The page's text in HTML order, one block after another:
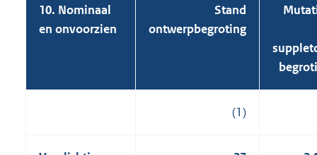
10. Nominaal
en onvoorzien
Stand
ontwerpbegroting
(1)